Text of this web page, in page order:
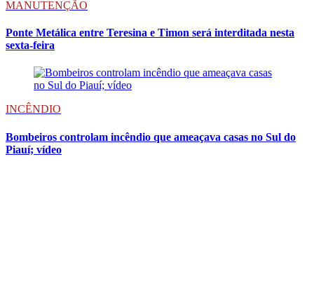
MANUTENÇÃO
Ponte Metálica entre Teresina e Timon será interditada nesta
sexta-feira
INCÊNDIO
Bombeiros controlam incêndio que ameaçava casas no Sul do
Piauí; vídeo